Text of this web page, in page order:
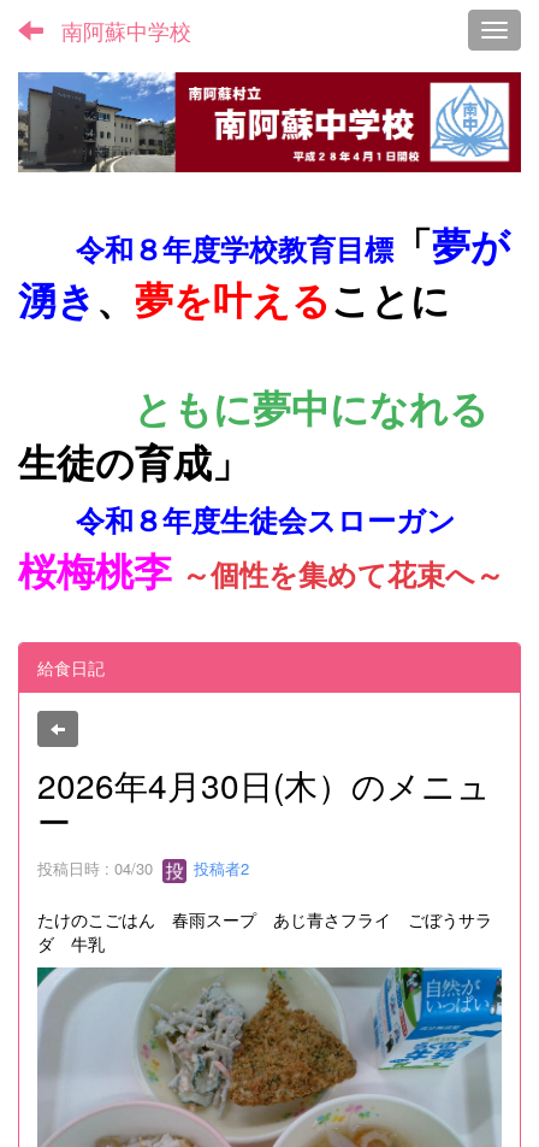
南阿蘇中学校
令和８年度学校教育目標 「 夢が
湧き 、 夢を叶えることに
ともに夢中になれる
生徒の育成 」
令和８年度生徒会スローガン
桜梅桃李 ～個性を集めて花束へ～
給食日記
2026年4月30日(木）のメニュ
ー
投稿日時 : 04/30 投稿者2
たけのこごはん 春雨スープ あじ青さフライ ごぼうサラ
ダ 牛乳